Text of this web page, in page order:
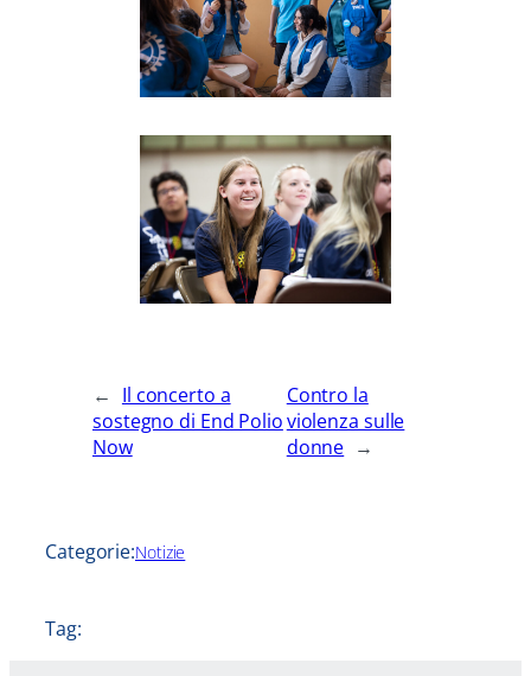
← Il concerto a
sostegno di End Polio
Now
Contro la
violenza sulle
donne →
Categorie:Notizie
Tag: